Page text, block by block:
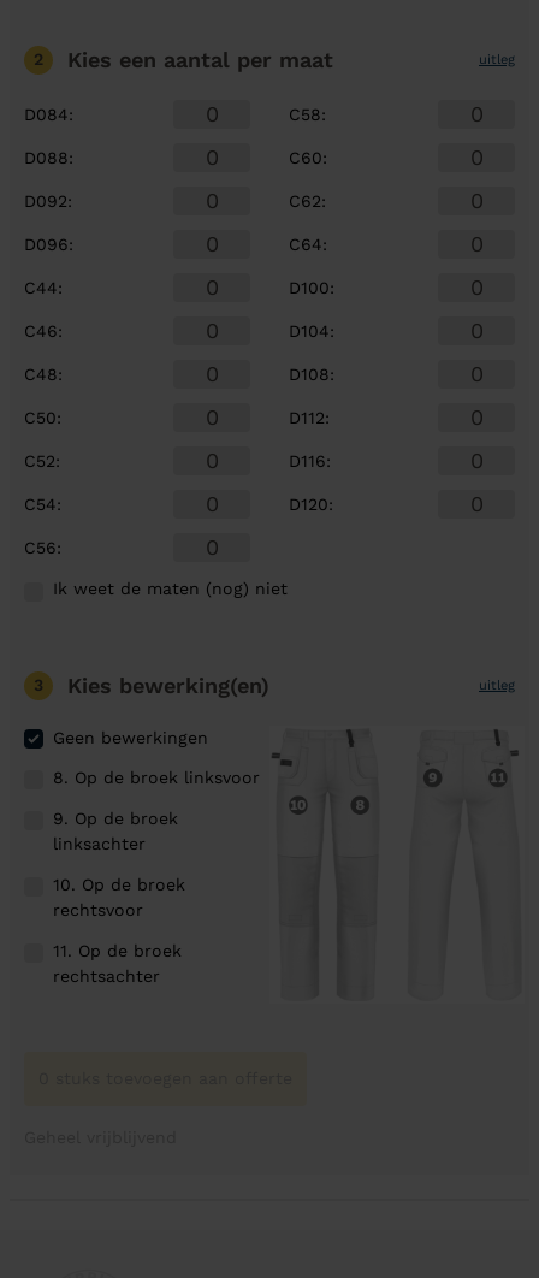
2 Kies een aantal per maat uitleg
D084:
D088:
D092:
D096:
C44:
C46:
C48:
C50:
C52:
C54:
C56:
C58:
C60:
C62:
C64:
D100:
D104:
D108:
D112:
D116:
D120:
Ik weet de maten (nog) niet
3 Kies bewerking(en) uitleg
Geen bewerkingen
8. Op de broek linksvoor
9. Op de broek
linksachter
10. Op de broek
rechtsvoor
11. Op de broek
rechtsachter